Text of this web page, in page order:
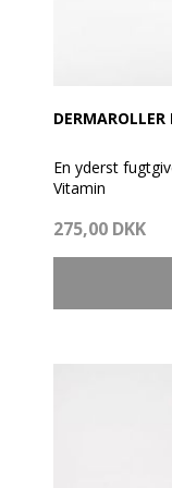
En yderst
Vitamin
denne serum
Kan også
god fugtserum
275,00 DKK